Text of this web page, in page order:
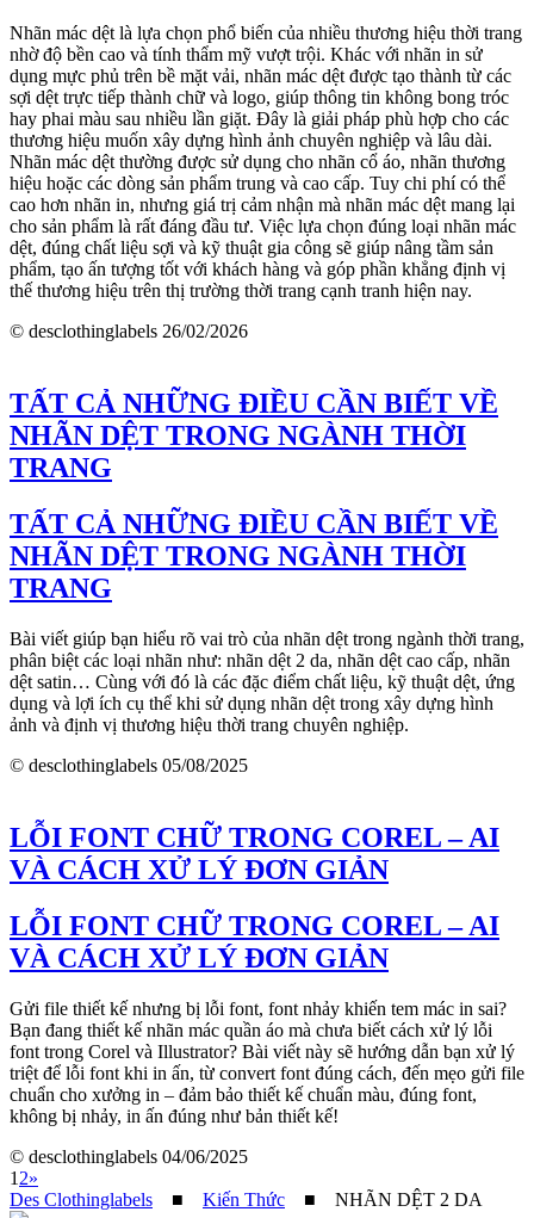
Nhãn mác dệt là lựa chọn phổ biến của nhiều thương hiệu thời trang
nhờ độ bền cao và tính thẩm mỹ vượt trội. Khác với nhãn in sử
dụng mực phủ trên bề mặt vải, nhãn mác dệt được tạo thành từ các
sợi dệt trực tiếp thành chữ và logo, giúp thông tin không bong tróc
hay phai màu sau nhiều lần giặt. Đây là giải pháp phù hợp cho các
thương hiệu muốn xây dựng hình ảnh chuyên nghiệp và lâu dài.
Nhãn mác dệt thường được sử dụng cho nhãn cổ áo, nhãn thương
hiệu hoặc các dòng sản phẩm trung và cao cấp. Tuy chi phí có thể
cao hơn nhãn in, nhưng giá trị cảm nhận mà nhãn mác dệt mang lại
cho sản phẩm là rất đáng đầu tư. Việc lựa chọn đúng loại nhãn mác
dệt, đúng chất liệu sợi và kỹ thuật gia công sẽ giúp nâng tầm sản
phẩm, tạo ấn tượng tốt với khách hàng và góp phần khẳng định vị
thế thương hiệu trên thị trường thời trang cạnh tranh hiện nay.
© desclothinglabels 26/02/2026
TẤT CẢ NHỮNG ĐIỀU CẦN BIẾT VỀ
NHÃN DỆT TRONG NGÀNH THỜI
TRANG
TẤT CẢ NHỮNG ĐIỀU CẦN BIẾT VỀ
NHÃN DỆT TRONG NGÀNH THỜI
TRANG
Bài viết giúp bạn hiểu rõ vai trò của nhãn dệt trong ngành thời trang,
phân biệt các loại nhãn như: nhãn dệt 2 da, nhãn dệt cao cấp, nhãn
dệt satin… Cùng với đó là các đặc điểm chất liệu, kỹ thuật dệt, ứng
dụng và lợi ích cụ thể khi sử dụng nhãn dệt trong xây dựng hình
ảnh và định vị thương hiệu thời trang chuyên nghiệp.
© desclothinglabels 05/08/2025
LỖI FONT CHỮ TRONG COREL – AI
VÀ CÁCH XỬ LÝ ĐƠN GIẢN
LỖI FONT CHỮ TRONG COREL – AI
VÀ CÁCH XỬ LÝ ĐƠN GIẢN
Gửi file thiết kế nhưng bị lỗi font, font nhảy khiến tem mác in sai?
Bạn đang thiết kế nhãn mác quần áo mà chưa biết cách xử lý lỗi
font trong Corel và Illustrator? Bài viết này sẽ hướng dẫn bạn xử lý
triệt để lỗi font khi in ấn, từ convert font đúng cách, đến mẹo gửi file
chuẩn cho xưởng in – đảm bảo thiết kế chuẩn màu, đúng font,
không bị nhảy, in ấn đúng như bản thiết kế!
© desclothinglabels 04/06/2025
1 2»
Des Clothinglabels ■ Kiến Thức ■ NHÃN DỆT 2 DA